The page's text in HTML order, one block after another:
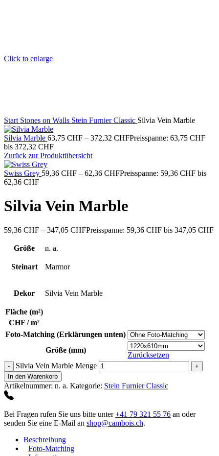
Click to enlarge
Start Stones on Walls Stein Furnier Classic Silvia Vein Marble
Silvia Marble 63,75 CHF – 372,32 CHFPreisspanne: 63,75 CHF
bis 372,32 CHF
Zurück zur Produktübersicht
Swiss Grey 59,36 CHF – 62,36 CHFPreisspanne: 59,36 CHF bis
62,36 CHF
Silvia Vein Marble
59,36 CHF – 347,05 CHFPreisspanne: 59,36 CHF bis 347,05 CHF
Größe n. a.
Steinart Marmor
Dekor Silvia Vein Marble
Fläche (m²)
CHF / m²
Foto-Matching (Erklärungen unten)
Größe (mm)
Zurücksetzen
Silvia Vein Marble Menge
In den Warenkorb
Artikelnummer: n. a. Kategorie: Stein Furnier Classic
Bei Fragen rufen Sie uns bitte unter+41 79 321 55 76 an oder
senden Sie eine E-Mail an shop@cambois.ch.
Beschreibung
Foto-Matching